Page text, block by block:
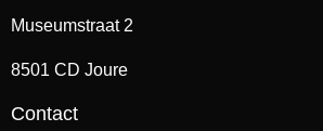
Museumstraat 2
8501 CD Joure
Contact